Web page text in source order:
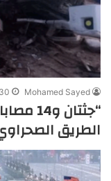
Mohamed Sayed 30 أغسطس، 2023
الطريق